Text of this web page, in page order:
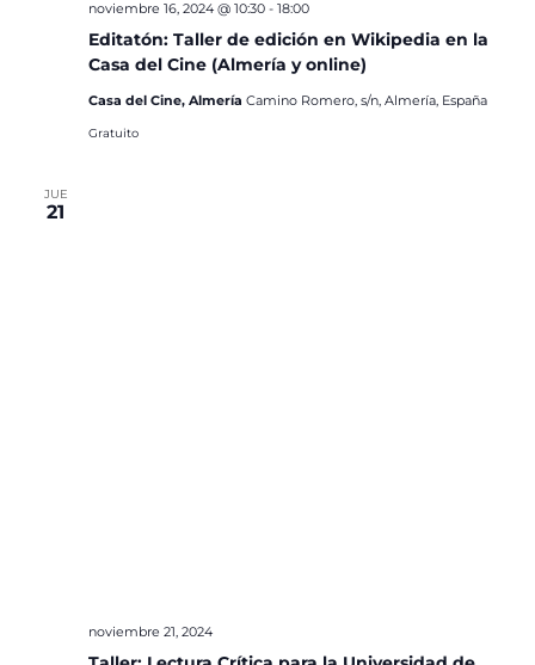
Editatón: Taller de edición en Wikipedia en la
Casa del Cine (Almería y online)
noviembre 16, 2024 @ 10:30- 18:00
Casa del Cine, Almería Camino Romero, s/n, Almería, España
Gratuito
JUE
21
noviembre 21, 2024